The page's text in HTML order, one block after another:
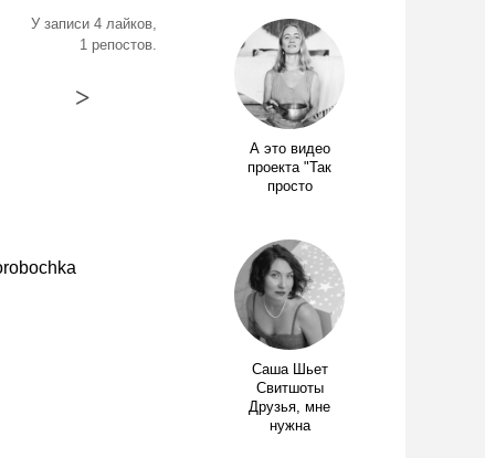
У записи 4 лайков,
1 репостов.
>
А это видео
проекта "Так
просто
Саша Шьет
Свитшоты
Друзья, мне
нужна